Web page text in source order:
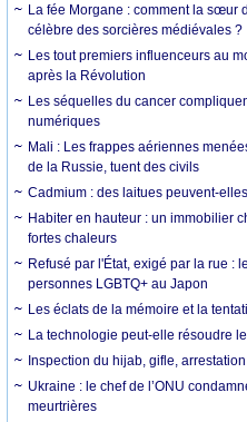
La fée Morgane : comment la sœur
célèbre des sorcières médiévales ?
Les tout premiers influenceurs au
après la Révolution
Les séquelles du cancer
numériques
Mali : Les frappes aériennes
de la Russie, tuent des civils
Cadmium : des laitues peuvent-
Habiter en hauteur : un immobilier
fortes chaleurs
Refusé par l'État, exigé par la rue :
personnes LGBTQ+ au Japon
Les éclats de la mémoire et la
La technologie peut-elle résoudre
Inspection du hijab, gifle,
Ukraine : le chef de l’ONU
meurtrières